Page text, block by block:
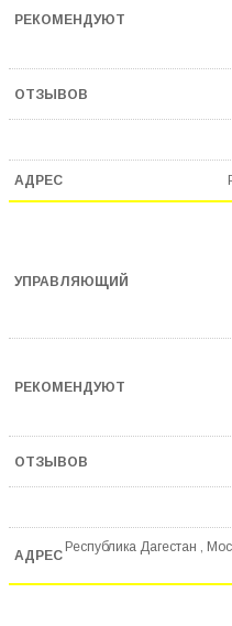
Республика Дагестан ,